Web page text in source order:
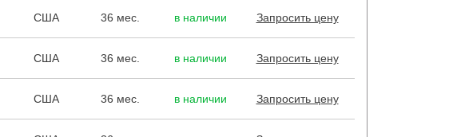
США 36 мес. в наличии Запросить цену
США 36 мес. в наличии Запросить цену
США 36 мес. в наличии Запросить цену